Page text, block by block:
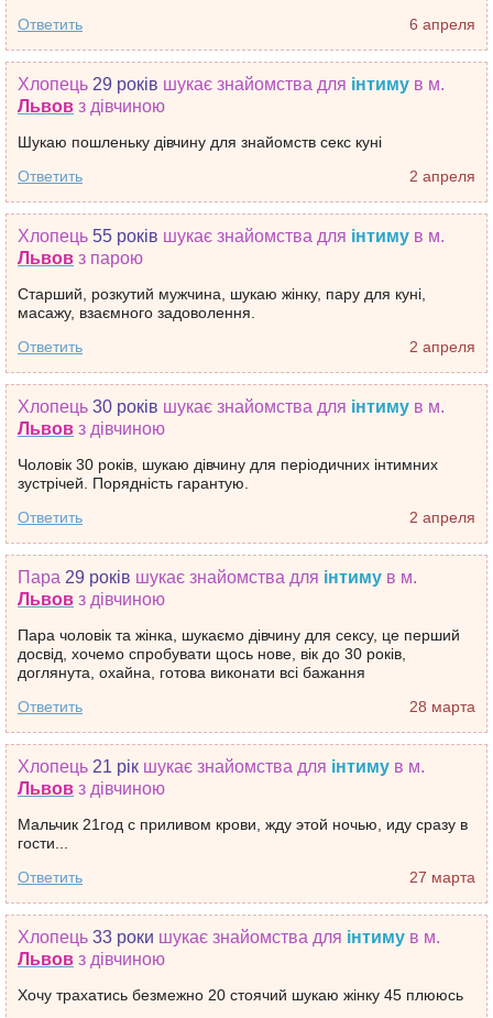
6 апреля
Ответить
Хлопець 29 років шукає знайомства для інтиму в м.
Львов з дівчиною
Шукаю пошленьку дівчину для знайомств секс куні
2 апреля
Ответить
Хлопець 55 років шукає знайомства для інтиму в м.
Львов з парою
Старший, розкутий мужчина, шукаю жінку, пару для куні,
масажу, взаємного задоволення.
2 апреля
Ответить
Хлопець 30 років шукає знайомства для інтиму в м.
Львов з дівчиною
Чоловік 30 років, шукаю дівчину для періодичних інтимних
зустрічей. Порядність гарантую.
2 апреля
Ответить
Пара 29 років шукає знайомства для інтиму в м.
Львов з дівчиною
Пара чоловік та жінка, шукаємо дівчину для сексу, це перший
досвід, хочемо спробувати щось нове, вік до 30 років,
доглянута, охайна, готова виконати всі бажання
28 марта
Ответить
Хлопець 21 рік шукає знайомства для інтиму в м.
Львов з дівчиною
Мальчик 21год с приливом крови, жду этой ночью, иду сразу в
гости...
27 марта
Ответить
Хлопець 33 роки шукає знайомства для інтиму в м.
Львов з дівчиною
Хочу трахатись безмежно 20 стоячий шукаю жінку 45 плююсь